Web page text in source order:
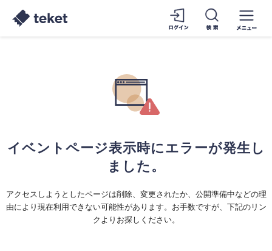
イベントページ表示時にエラーが発生し
ました。
アクセスしようとしたページは削除、変更されたか、公開準備中などの理
由により現在利用できない可能性があります。お手数ですが、下記のリン
クよりお探しください。